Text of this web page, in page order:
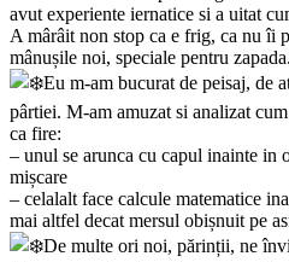
avut experiente iernatice si a uitat
A mârâit non stop ca e frig, ca nu îi
mânușile noi, speciale pentru zapada.
Eu m-am bucurat de peisaj, de
pârtiei. M-am amuzat si analizat
ca fire:
– unul se arunca cu capul inainte in
mișcare
– celalalt face calcule matematice
mai altfel decat mersul obișnuit pe
De multe ori noi, părinții, ne